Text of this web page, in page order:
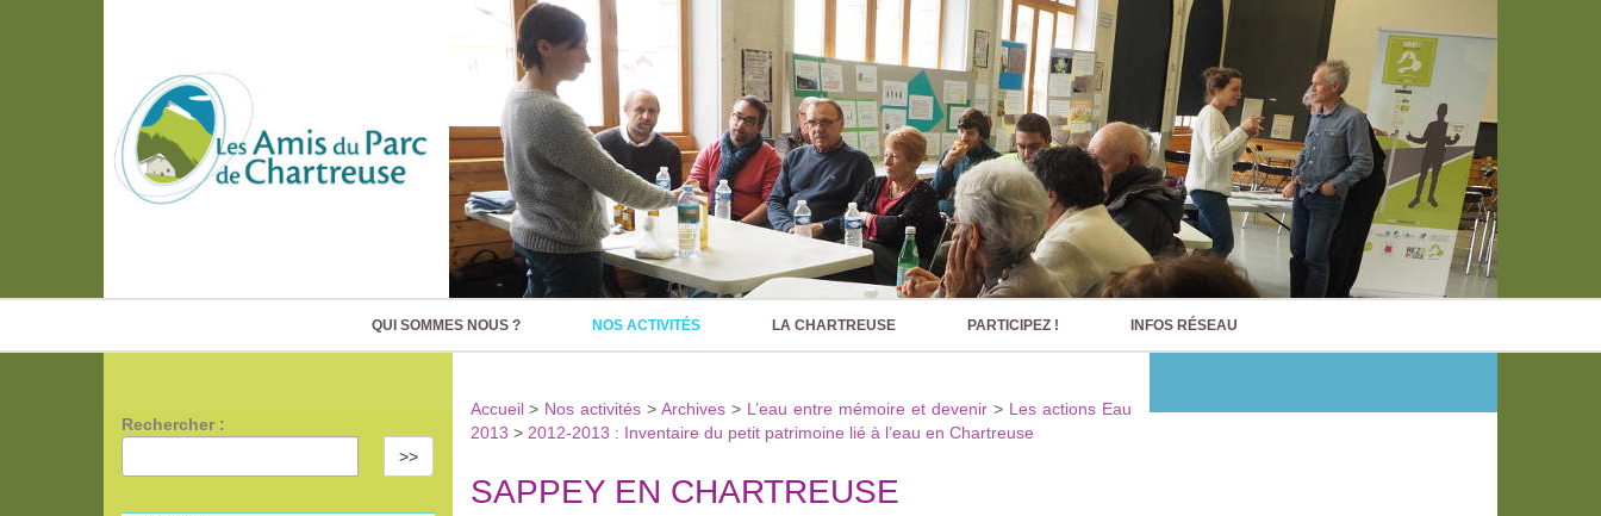
QUI SOMMES NOUS ? NOS ACTIVITÉS LA CHARTREUSE PARTICIPEZ ! INFOS RÉSEAU
Accueil> Nos activités >Archives> L’eau entre mémoire et devenir> Les actions Eau
2013 > 2012-2013 : Inventaire du petit patrimoine lié à l’eau en Chartreuse
SAPPEY EN CHARTREUSE
Rechercher :
>>